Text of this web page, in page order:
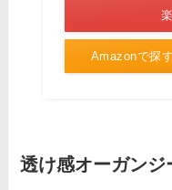
Amazonで探す
透け感オーガンジ